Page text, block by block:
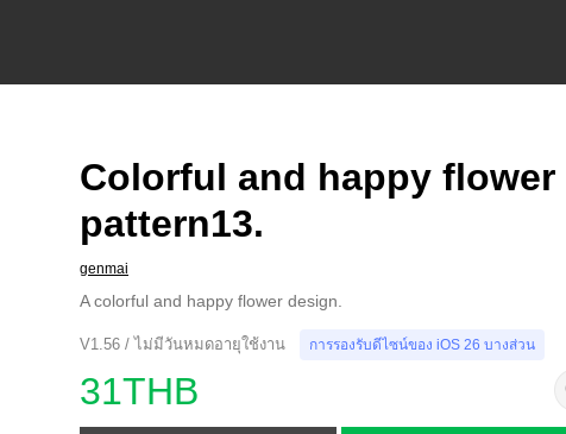
Colorful and happy flower
pattern13.
genmai
A colorful and happy flower design.
V1.56 / ไม่มีวันหมดอายุใช้งาน การรองรับดีไซน์ของ iOS 26 บางส่วน
31THB